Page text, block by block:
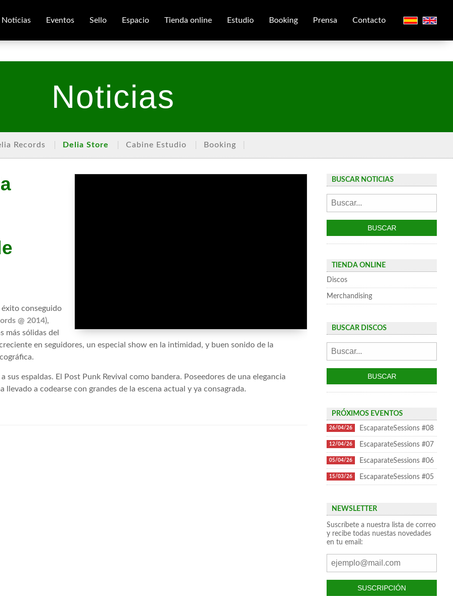
Noticias Eventos Sello Espacio Tienda online Estudio Booking Prensa Contacto
Noticias
Records Delia Store Cabine Estudio Booking
conseguido
@ 2014),
más sólidas del
en seguidores, un especial show en la intimidad, y buen sonido de la
espaldas. El Post Punk Revival como bandera. Poseedores de una elegancia
a codearse con grandes de la escena actual y ya consagrada.
BUSCAR NOTICIAS
TIENDA ONLINE
Discos
Merchandising
BUSCAR DISCOS
PRÓXIMOS EVENTOS
26/04/26 EscaparateSessions #08
12/04/26 EscaparateSessions #07
05/04/26 EscaparateSessions #06
15/03/26 EscaparateSessions #05
NEWSLETTER
Suscríbete a nuestra lista de correo
y recibe todas nuestas novedades
en tu email: